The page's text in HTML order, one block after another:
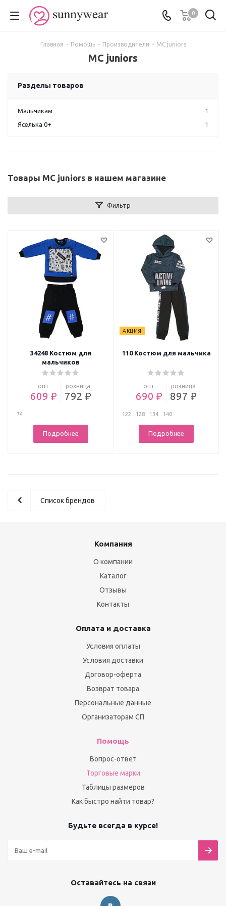
0
Главная - Помощь - Производители - MC juniors
MC juniors
Разделы товаров
Мальчикам
1
Яселька 0+
1
Товары MC juniors в нашем магазине
Фильтр
34248 Костюм для
мальчиков
опт
609 ₽
розница
792 ₽
74
Подробнее
АКЦИЯ
110 Костюм для мальчика
опт
690 ₽
розница
897 ₽
122 128 134 140
Подробнее
Список брендов
Компания
О компании
Каталог
Отзывы
Контакты
Оплата и доставка
Условия оплаты
Условия доставки
Договор-оферта
Возврат товара
Персональные данные
Организаторам СП
Помощь
Вопрос-ответ
Торговые марки
Таблицы размеров
Как быстро найти товар?
Будьте всегда в курсе!
Оставайтесь на связи